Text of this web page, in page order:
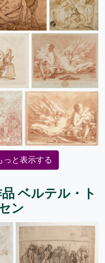
っと表示する
ベルテル・ト
ン